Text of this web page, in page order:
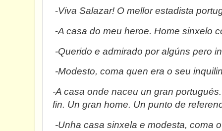
-Viva Salazar! O mellor estadista
-A casa do meu heroe. Home sinxelo
-Querido e admirado por algúns pero
-Modesto, coma quen era o seu
-A casa onde naceu un gran
fin. Un gran home. Un punto de
-Unha casa sinxela e modesta, coma